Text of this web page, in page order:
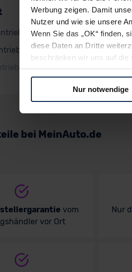
Werbung zeigen. Damit
Nutzer und wie sie unsere
Wenn Sie das „OK“ finden,
diese Daten an Dritte
beschränken wir uns auf
Sie somit nicht perfekt auf
nicht, diese Daten an
Übermittlung in ein Land
Abs. 2 lit. c DSGVO) oder
Datenschutzklauseln
Nur notwendige
bei MeinAuto.de
vom
vor Ort
Nur